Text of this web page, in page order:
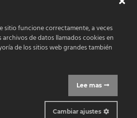
La Tercia. Todos los derechos
sitio funcione correctamente, a veces
de datos llamados cookies en
de los sitios web grandes también
Lee mas
Cambiar ajustes